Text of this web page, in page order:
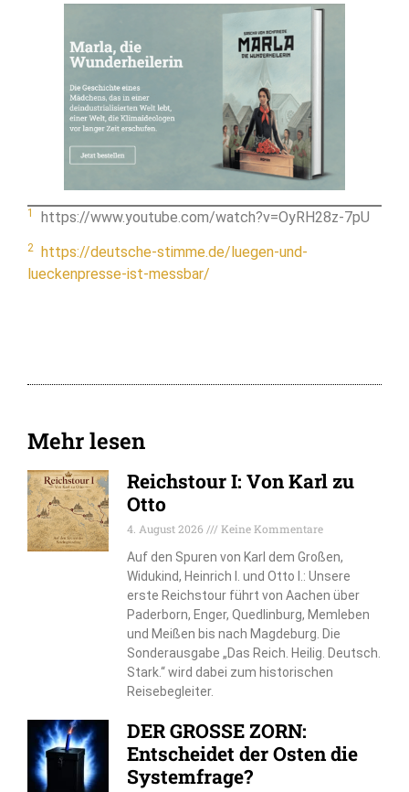
1 https://www.youtube.com/watch?v=OyRH28z-7pU
2
https://deutsche-stimme.de/luegen-und-
lueckenpresse-ist-messbar/
Mehr lesen
Reichstour I: Von Karl zu
Otto
4. August 2026
Keine Kommentare
Auf den Spuren von Karl dem Großen,
Widukind, Heinrich I. und Otto I.: Unsere
erste Reichstour führt von Aachen über
Paderborn, Enger, Quedlinburg, Memleben
und Meißen bis nach Magdeburg. Die
Sonderausgabe „Das Reich. Heilig. Deutsch.
Stark.“ wird dabei zum historischen
Reisebegleiter.
DER GROSSE ZORN:
Entscheidet der Osten die
Systemfrage?